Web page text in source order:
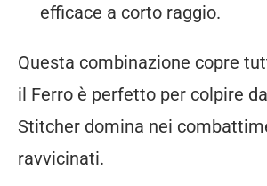
efficace a corto raggio.
Questa combinazione copre
il Ferro è perfetto per colpire
Stitcher domina nei
ravvicinati.